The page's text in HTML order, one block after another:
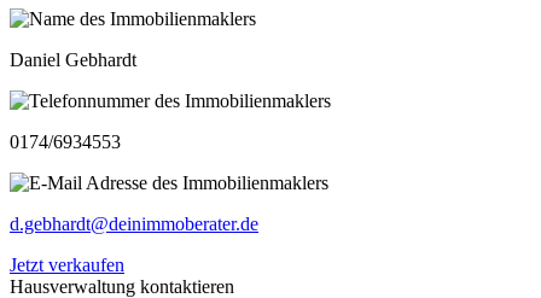
Daniel Gebhardt
0174/6934553
d.gebhardt@deinimmoberater.de
Jetzt verkaufen
Hausverwaltung kontaktieren